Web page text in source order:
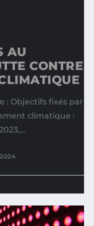
AU
CONTRE
: Objectifs fixés par
climatique :